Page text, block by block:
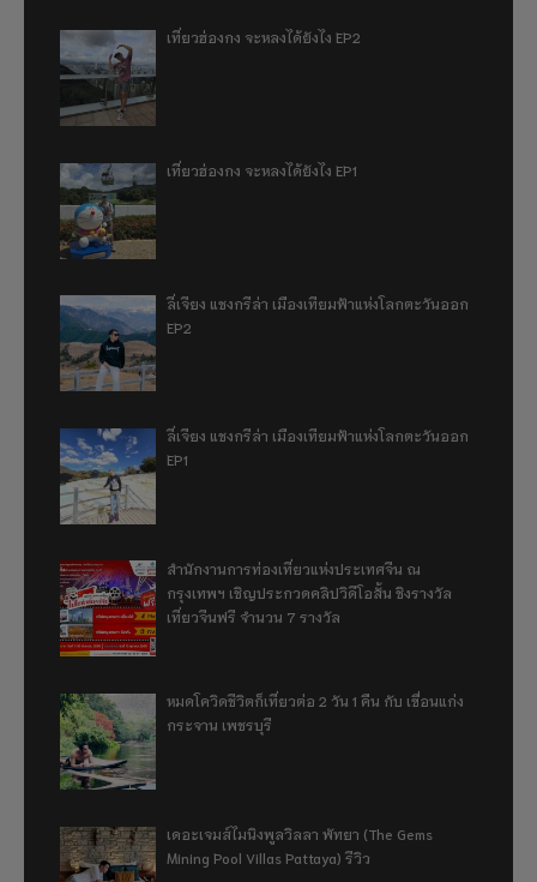
เที่ยวฮ่องกง จะหลงได้ยังไง EP2
เที่ยวฮ่องกง จะหลงได้ยังไง EP1
ลี่เจียง แชงกรีล่า เมืองเทียมฟ้าแห่งโลกตะวันออก
EP2
ลี่เจียง แชงกรีล่า เมืองเทียมฟ้าแห่งโลกตะวันออก
EP1
สำนักงานการท่องเที่ยวแห่งประเทศจีน ณ
กรุงเทพฯ เชิญประกวดคลิปวิดีโอสั้น ชิงรางวัล
เที่ยวจีนฟรี จำนวน 7 รางวัล
หมดโควิดชีวิตก็เที่ยวต่อ 2 วัน 1 คืน กับ เขื่อนแก่ง
กระจาน เพชรบุรี
เดอะเจมส์ไมนิงพูลวิลลา พัทยา (The Gems
Mining Pool Villas Pattaya) รีวิว